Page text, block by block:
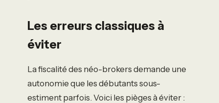
Les erreurs classiques à
éviter
La fiscalité des néo-brokers demande une
autonomie que les débutants sous-
estiment parfois. Voici les pièges à éviter :